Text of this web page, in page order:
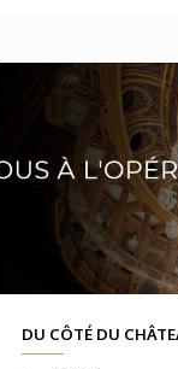
DU CÔTÉ DU